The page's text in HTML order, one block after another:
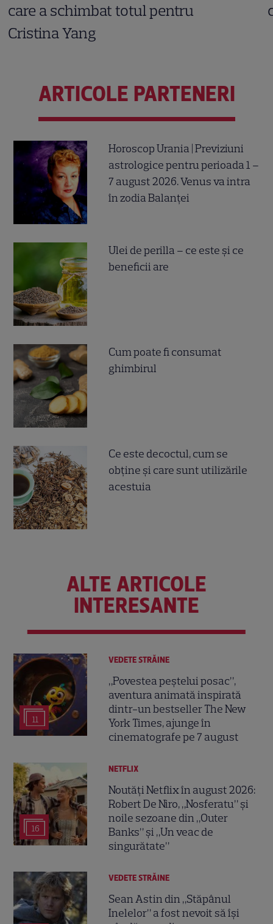
care a schimbat totul pentru
Cristina Yang
ARTICOLE PARTENERI
Horoscop Urania | Previziuni
astrologice pentru perioada 1 –
7 august 2026. Venus va intra
în zodia Balanței
Ulei de perilla – ce este și ce
beneficii are
Cum poate fi consumat
ghimbirul
Ce este decoctul, cum se
obţine şi care sunt utilizările
acestuia
ALTE ARTICOLE
INTERESANTE
11
VEDETE STRĂINE
„Povestea peștelui posac”,
aventura animată inspirată
dintr-un bestseller The New
York Times, ajunge în
cinematografe pe 7 august
16
NETFLIX
Noutăți Netflix în august 2026:
Robert De Niro, „Nosferatu” și
noile sezoane din „Outer
Banks” și „Un veac de
singurătate”
VEDETE STRĂINE
Sean Astin din „Stăpânul
Inelelor” a fost nevoit să își